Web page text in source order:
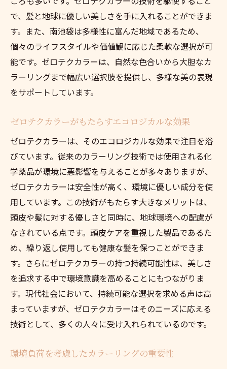
で、髪と地球に優しい美しさを手に入れることができま
す。また、南池袋は多様性に富んだ地域であるため、
個々のライフスタイルや価値観に応じた柔軟な選択が可
能です。ゼロテクカラーは、自然な色合いから大胆なカ
ラーリングまで幅広い選択肢を提供し、多様な美の表現
をサポートしています。
ゼロテクカラーがもたらすエコロジカルな効果
ゼロテクカラーは、そのエコロジカルな効果で注目を浴
びています。従来のカラーリング技術では使用される化
学薬品が環境に悪影響を与えることが多々ありますが、
ゼロテクカラーは安全性が高く、環境に優しい成分を使
用しています。この技術がもたらす大きなメリットは、
頭皮や髪に対する優しさと同時に、地球環境への配慮が
なされている点です。頭皮ケアを重視した製品であるた
め、繰り返し使用しても健康な髪を保つことができま
す。さらにゼロテクカラーの持つ持続可能性は、美しさ
を追求する中で環境意識を高めることにもつながりま
す。現代社会において、持続可能な選択を求める声は高
まっていますが、ゼロテクカラーはそのニーズに応える
技術として、多くの人々に受け入れられているのです。
環境負荷を考慮したカラーリングの重要性